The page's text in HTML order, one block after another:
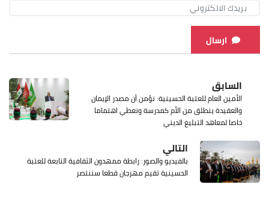
ارسال
السابق
الأمين العام للعتبة الحسينية: نؤمن أن مصدر الإيمان
والعقيدة ينطلق من الأم كمدرسة ونعطي اهتماما
خاصا لمعاهد التبليغ الديني
التالي
بالفيديو والصور: رابطة ممهدون الثقافية التابعة للعتبة
الحسينية تقيم مهرجان قطعا سننتصر